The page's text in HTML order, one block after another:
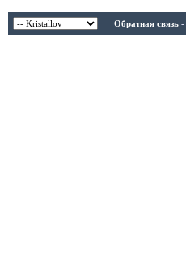
Обратная связь -